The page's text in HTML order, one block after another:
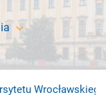
Wrocławskiego